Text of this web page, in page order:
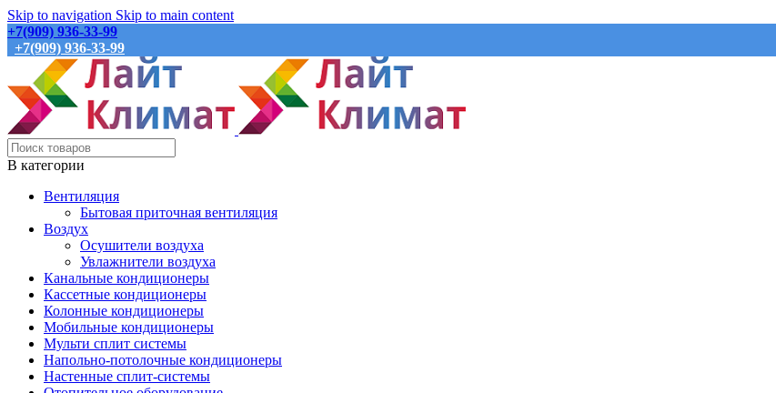
Skip to navigation Skip to main content
+7(909) 936-33-99
+7(909) 936-33-99
В категории
Вентиляция
Бытовая приточная вентиляция
Воздух
Осушители воздуха
Увлажнители воздуха
Канальные кондиционеры
Кассетные кондиционеры
Колонные кондиционеры
Мобильные кондиционеры
Мульти сплит системы
Напольно-потолочные кондиционеры
Настенные сплит-системы